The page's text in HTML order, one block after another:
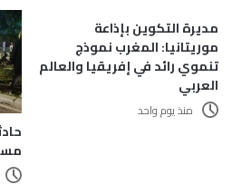
مديرة التكوين بإذاعة
موريتانيا: المغرب نموذج
تنموي رائد في إفريقيا والعالم
العربي
منذ يوم واحد